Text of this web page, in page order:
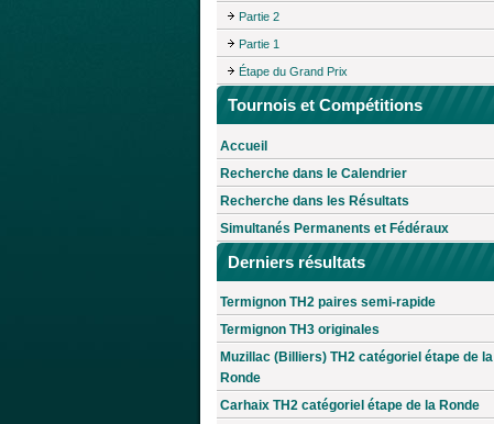
Partie 2
Partie 1
Étape du Grand Prix
Tournois et Compétitions
Accueil
Recherche dans le Calendrier
Recherche dans les Résultats
Simultanés Permanents et Fédéraux
Derniers résultats
Termignon TH2 paires semi-rapide
Termignon TH3 originales
Muzillac (Billiers) TH2 catégoriel étape de la
Ronde
Carhaix TH2 catégoriel étape de la Ronde